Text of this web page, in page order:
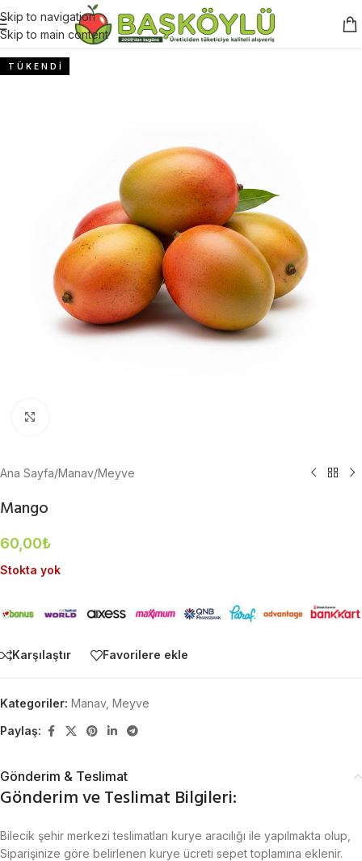
Skip to navigation
Skip to main content
T Ü K E N D İ
Ana Sayfa/Manav/Meyve
Mango
60,00₺
Stokta yok
Karşılaştır Favorilere ekle
Kategoriler: Manav, Meyve
Paylaş:
Gönderim & Teslimat
Gönderim ve Teslimat Bilgileri:
Bilecik şehir merkezi teslimatları kurye aracılığı ile yapılmakta olup,
Siparişinize göre belirlenen kurye ücreti sepet toplamına eklenir.